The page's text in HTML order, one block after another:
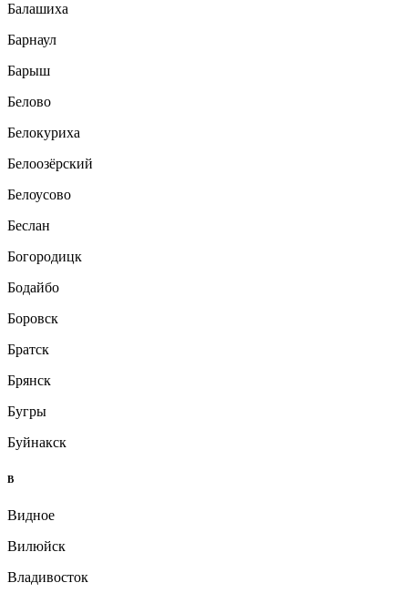
Балашиха
Барнаул
Барыш
Белово
Белокуриха
Белоозёрский
Белоусово
Беслан
Богородицк
Бодайбо
Боровск
Братск
Брянск
Бугры
Буйнакск
В
Видное
Вилюйск
Владивосток